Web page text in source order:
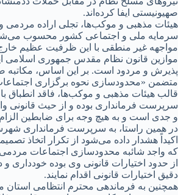
صهیونیستی ایفا کرده‌اند.
هیئات مذهبی و موکب‌ها، تجلی اراده مردمی
سرمایه ملی و اجتماعی کشور محسوب
مواجهه غیر منطقی با این ظرفیت عظیم
موازین قانون نظام مقدس جمهوری اسلامی
پذیرش و مردود است. بر این اساس، مکاتبه
متضمن «محدودسازی نحوه برگزاری
قالب هیئات مذهبی و موکب‌ها، فاقد انطباق
سرپرست فرمانداری بوده و از حیث قانونی
و جدی است و به هیچ وجه برای ضابطین
در همین راستا، به سرپرست فرمانداری
اکیداً هشدار داده می‌شود از تکرار اتخاذ
که واجد شائبه محدودسازی اجتماعات
از حدود اختیارات قانونی وی بوده خودداری
دقیق اختیارات قانونی اقدام نمایند.
همچنین به فرماندهی محترم انتظامی استان